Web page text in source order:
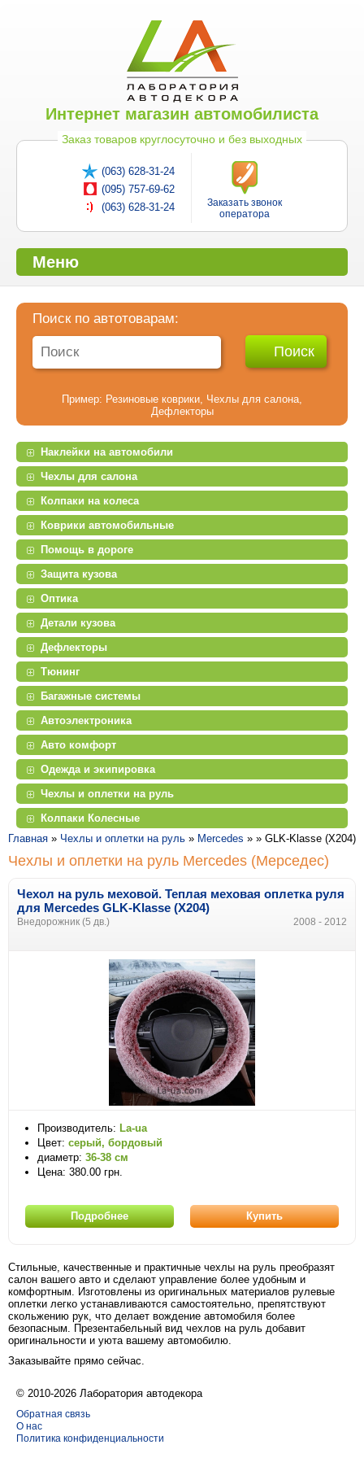
Интернет магазин автомобилиста
Заказ товаров круглосуточно и без выходных
(063) 628-31-24
(095) 757-69-62
(063) 628-31-24
Заказать звонок
оператора
Меню
Поиск по автотоварам:
Пример: Резиновые коврики Чехлы для салона
Дефлекторы
Наклейки на автомобили
Чехлы для салона
Колпаки на колеса
Коврики автомобильные
Помощь в дороге
Защита кузова
Оптика
Детали кузова
Дефлекторы
Тюнинг
Багажные системы
Автоэлектроника
Авто комфорт
Одежда и экипировка
Чехлы и оплетки на руль
Колпаки Колесные
Главная » Чехлы и оплетки на руль » Mercedes » » GLK-Klasse (X204)
Чехлы и оплетки на руль Mercedes (Мерседес)
Чехол на руль меховой. Теплая меховая оплетка руля
для Mercedes GLK-Klasse (X204)
Внедорожник (5 дв.) 2008 - 2012
Производитель: La-ua
Цвет: серый, бордовый
диаметр: 36-38 см
Цена: 380.00 грн.
Подробнее Купить
Стильные, качественные и практичные чехлы на руль преобразят
салон вашего авто и сделают управление более удобным и
комфортным. Изготовлены из оригинальных материалов рулевые
оплетки легко устанавливаются самостоятельно, препятствуют
скольжению рук, что делает вождение автомобиля более
безопасным. Презентабельный вид чехлов на руль добавит
оригинальности и уюта вашему автомобилю.
Заказывайте прямо сейчас.
© 2010-2026 Лаборатория автодекора
Обратная связь
О нас
Политика конфиденциальности